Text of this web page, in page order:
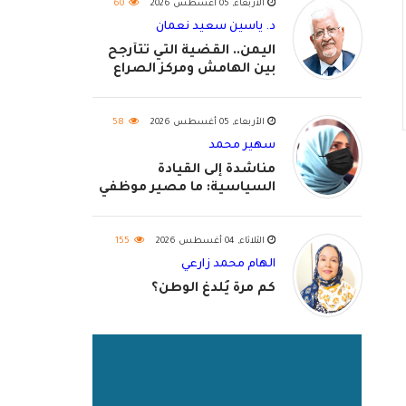
الأربعاء, 05 أغسطس 2026 60
د. ياسين سعيد نعمان
اليمن.. القضية التي تتأرجح
بين الهامش ومركز الصراع
الأربعاء, 05 أغسطس 2026 58
سهير محمد
مناشدة إلى القيادة
السياسية: ما مصير موظفي
الثلاثاء, 04 أغسطس 2026 155
الهام محمد زارعي
كم مرة يُلدغ الوطن؟